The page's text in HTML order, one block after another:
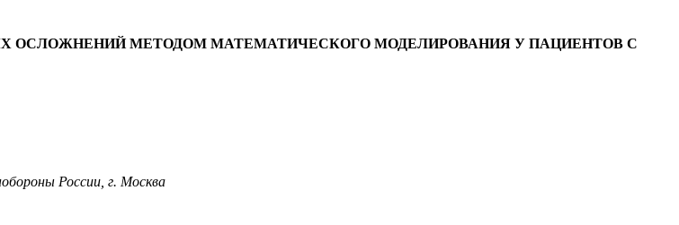
ОСЛОЖНЕНИЙ МЕТОДОМ МАТЕМАТИЧЕСКОГО МОДЕЛИРОВАНИЯ У ПАЦИЕНТОВ С
России, г. Москва